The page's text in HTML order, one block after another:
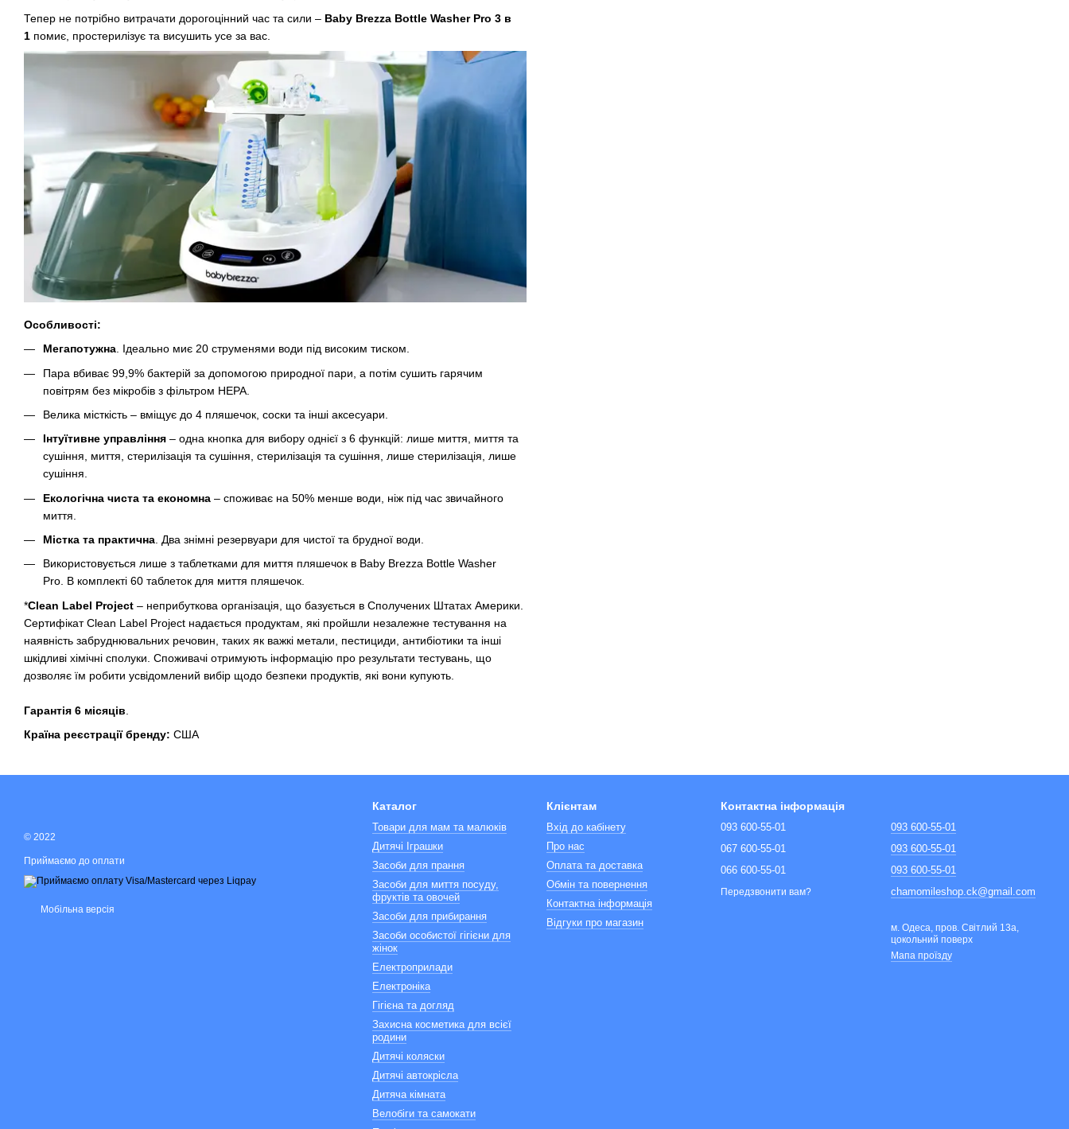
Тепер не потрібно витрачати дорогоцінний час та сили – Baby Brezza Bottle Washer Pro 3 в
1 помиє, простерилізує та висушить усе за вас.
Особливості:
Мегапотужна . Ідеально миє 20 струменями води під високим тиском.
Пара вбиває 99,9% бактерій за допомогою природної пари, а потім сушить гарячим
повітрям без мікробів з фільтром HEPA.
Велика місткість – вміщує до 4 пляшечок, соски та інші аксесуари.
Інтуїтивне управління – одна кнопка для вибору однієї з 6 функцій: лише миття, миття та
сушіння, миття, стерилізація та сушіння, стерилізація та сушіння, лише стерилізація, лише
сушіння.
Екологічна чиста та економна – споживає на 50% менше води, ніж під час звичайного
миття.
Містка та практична . Два знімні резервуари для чистої та брудної води.
Використовується лише з таблетками для миття пляшечок в Baby Brezza Bottle Washer
Pro. В комплекті 60 таблеток для миття пляшечок.
*Clean Label Project – неприбуткова організація, що базується в Сполучених Штатах Америки.
Сертифікат Clean Label Project надається продуктам, які пройшли незалежне тестування на
наявність забруднювальних речовин, таких як важкі метали, пестициди, антибіотики та інші
шкідливі хімічні сполуки. Споживачі отримують інформацію про результати тестувань, що
дозволяє їм робити усвідомлений вибір щодо безпеки продуктів, які вони купують.
Гарантія 6 місяців
Країна реєстрації бренду: США
© 2022
Приймаємо до оплати
Мобільна версія
Каталог
Товари для мам та малюків
Дитячі Іграшки
Засоби для прання
Засоби для миття посуду,
фруктів та овочей
Засоби для прибирання
Засоби особистої гігієни для
жінок
Електроприлади
Електроніка
Гігієна та догляд
Захисна косметика для всієї
родини
Дитячі коляски
Дитячі автокрісла
Дитяча кімната
Велобіги та самокати
Клієнтам
Вхід до кабінету
Про нас
Оплата та доставка
Обмін та повернення
Контактна інформація
Відгуки про магазин
Контактна інформація
093 600-55-01
067 600-55-01
066 600-55-01
Передзвонити вам?
093 600-55-01
093 600-55-01
093 600-55-01
chamomileshop.ck@gmail.com
м. Одеса, пров. Світлий 13а,
цокольний поверх
Мапа проїзду